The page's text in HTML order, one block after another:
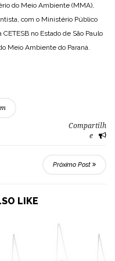
do Meio Ambiente (MMA),
com o Ministério Público
no Estado de São Paulo
Meio Ambiente do Paraná.
Compartilh
e
Próximo Post
LIKE